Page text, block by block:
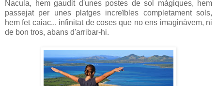
Nacula, hem gaudit d'unes postes de sol màgiques, hem
passejat per unes platges increïbles completament sols,
hem fet caiac... infinitat de coses que no ens imaginàvem, ni
de bon tros, abans d'arribar-hi.